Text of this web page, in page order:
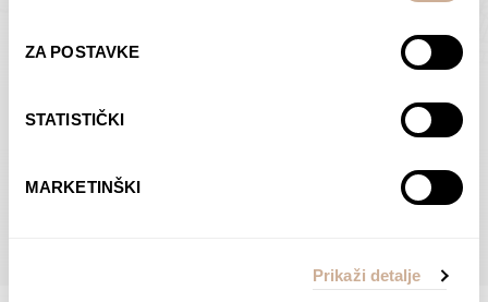
ZA POSTAVKE
STATISTIČKI
MARKETINŠKI
Prikaži detalje
Dolac
ODABERI OPCIJE
Moreškanti – sjena
€Raspon
od
75,00 €
do
138,00 €
ODABERI OPCIJE
POGLEDAJTE SVE PROIZVODE U OVOJ KATEGORIJI